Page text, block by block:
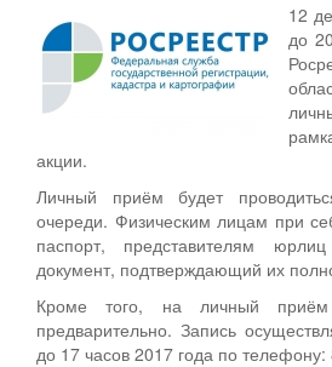
12
до
акции.
Личный приём будет
очереди. Физическим лицам при
паспорт, представителям
документ, подтверждающий их
Кроме того, на личный приём
предварительно. Запись
до 17 часов 2017 года по